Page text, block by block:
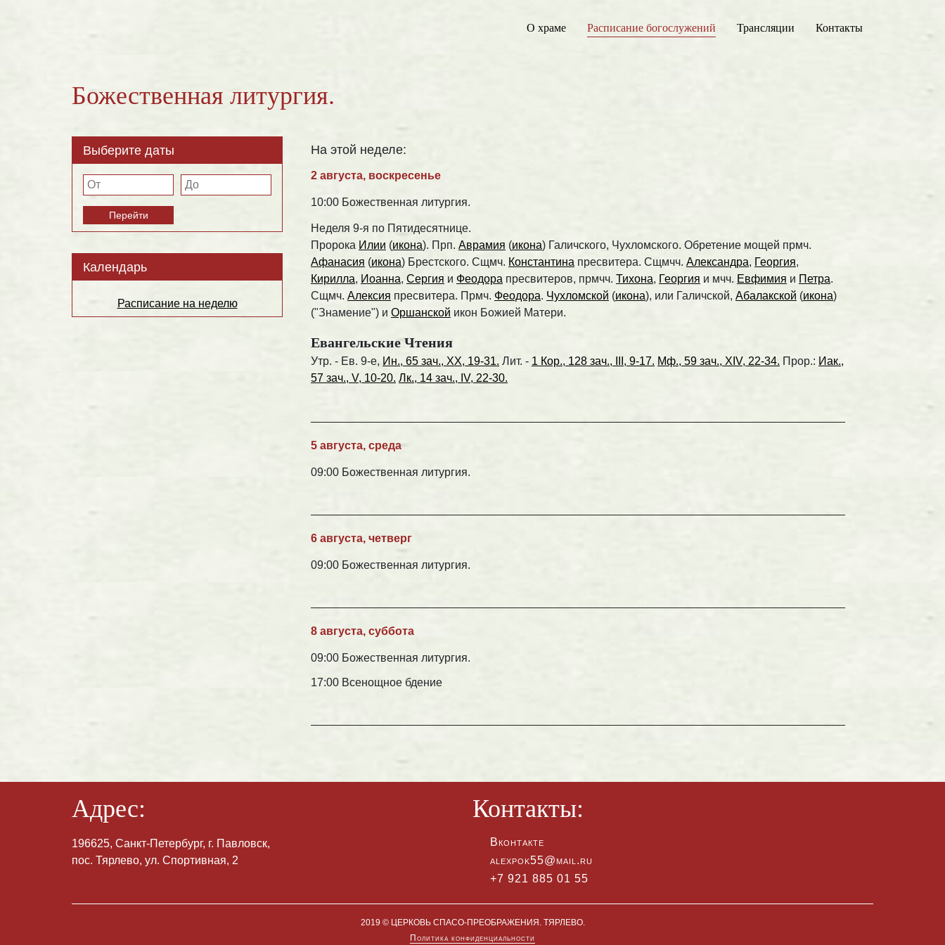
О храме Расписание богослужений Трансляции Контакты
Божественная литургия.
Выберите даты
Перейти
Календарь
Расписание на неделю
На этой неделе:
2 августа, воскресенье
10:00 Божественная литургия.
Неделя 9-я по Пятидесятнице.
Пророка Илии (икона). Прп. Аврамия (икона) Галичского, Чухломского. Обретение мощей прмч.
Афанасия (икона) Брестского. Сщмч. Константина пресвитера. Сщмчч. Александра, Георгия,
Кирилла, Иоанна, Сергия и Феодора пресвитеров, прмчч. Тихона, Георгия и мчч. Евфимия и Петра.
Сщмч. Алексия пресвитера. Прмч. Феодора. Чухломской (икона), или Галичской, Абалакской (икона)
("Знамение") и Оршанской икон Божией Матери.
Евангельские Чтения
Утр. - Ев. 9-е, Ин., 65 зач., XX, 19-31. Лит. - 1 Кор., 128 зач., III, 9-17. Мф., 59 зач., XIV, 22-34. Прор.: Иак.,
57 зач., V, 10-20. Лк., 14 зач., IV, 22-30.
5 августа, среда
09:00 Божественная литургия.
6 августа, четверг
09:00 Божественная литургия.
8 августа, суббота
09:00 Божественная литургия.
17:00 Всенощное бдение
Адрес:
196625, Санкт-Петербург, г. Павловск,
пос. Тярлево, ул. Спортивная, 2
Контакты:
Вконтакте
alexpok55@mail.ru
+7 921 885 01 55
2019 © ЦЕРКОВЬ СПАСО-ПРЕОБРАЖЕНИЯ. ТЯРЛЕВО.
Политика конфиденциальности